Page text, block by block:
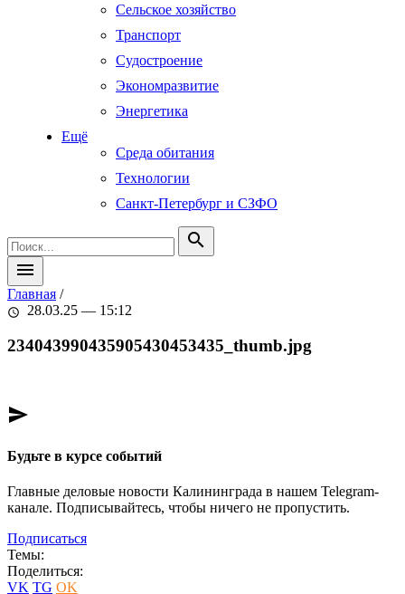
Сельское хозяйство
Транспорт
Судостроение
Экономразвитие
Энергетика
Ещё
Среда обитания
Технологии
Санкт-Петербург и СЗФО
search
menu
Главная /
schedule 28.03.25 — 15:12
234043990435905430453435_thumb.jpg
send
Будьте в курсе событий
Главные деловые новости Калининграда в нашем Telegram-
канале. Подписывайтесь, чтобы ничего не пропустить.
Подписаться
Темы:
Поделиться:
VK TG OK